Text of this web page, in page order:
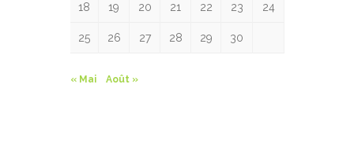
18 19 20 21 22 23 24
25 26 27 28 29 30
« Mai Août »